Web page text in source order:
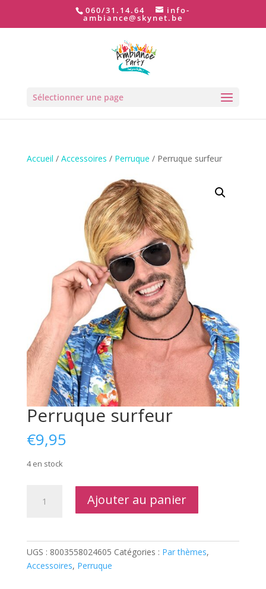
060/31.14.64 info-
ambiance@skynet.be
Sélectionner une page
Accueil / Accessoires / Perruque / Perruque surfeur
Perruque surfeur
€9,95
4 en stock
Ajouter au panier
UGS : 8003558024605 Catégories : Par thèmes,
Accessoires, Perruque